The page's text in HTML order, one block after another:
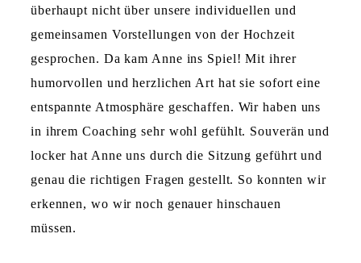
überhaupt nicht über unsere individuellen und
gemeinsamen Vorstellungen von der Hochzeit
gesprochen. Da kam Anne ins Spiel! Mit ihrer
humorvollen und herzlichen Art hat sie sofort eine
entspannte Atmosphäre geschaffen. Wir haben uns
in ihrem Coaching sehr wohl gefühlt. Souverän und
locker hat Anne uns durch die Sitzung geführt und
genau die richtigen Fragen gestellt. So konnten wir
erkennen, wo wir noch genauer hinschauen
müssen.